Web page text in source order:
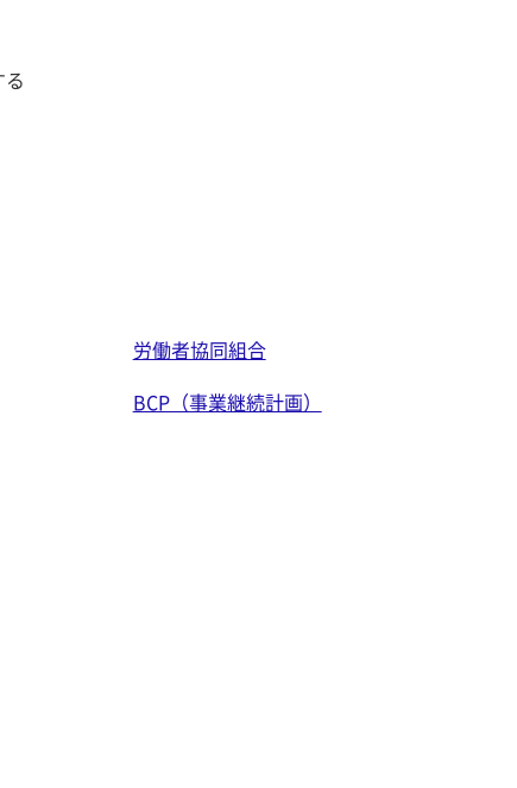
労働者協同組合
BCP（事業継続計画）